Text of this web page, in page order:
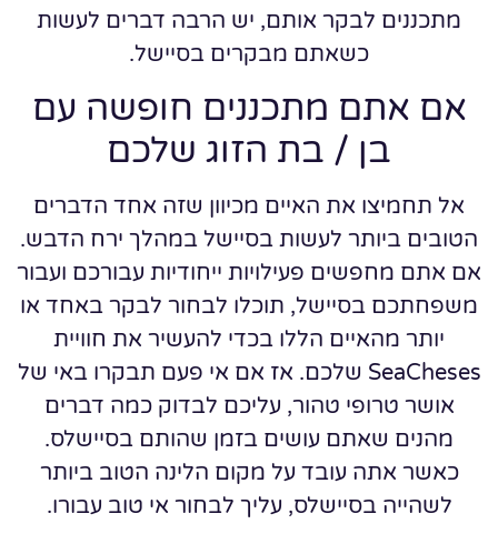
מתכננים לבקר אותם, יש הרבה דברים לעשות
כשאתם מבקרים בסיישל.
אם אתם מתכננים חופשה עם
בן / בת הזוג שלכם
אל תחמיצו את האיים מכיוון שזה אחד הדברים
הטובים ביותר לעשות בסיישל במהלך ירח הדבש.
אם אתם מחפשים פעילויות ייחודיות עבורכם ועבור
משפחתכם בסיישל, תוכלו לבחור לבקר באחד או
יותר מהאיים הללו בכדי להעשיר את חוויית
SeaCheses שלכם. אז אם אי פעם תבקרו באי של
אושר טרופי טהור, עליכם לבדוק כמה דברים
מהנים שאתם עושים בזמן שהותם בסיישלס.
כאשר אתה עובד על מקום הלינה הטוב ביותר
לשהייה בסיישלס, עליך לבחור אי טוב עבורו.